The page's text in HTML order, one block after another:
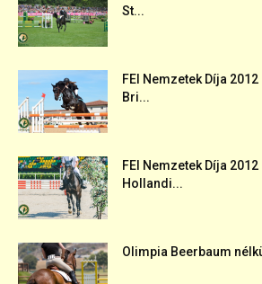
St...
FEI Nemzetek Díja
Bri...
FEI Nemzetek Díja
Hollandi...
Olimpia Beerbaum